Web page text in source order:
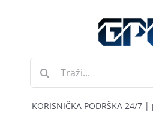
Traži...
KORISNIČKA PODRŠKA 24/